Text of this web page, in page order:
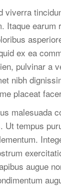
ex ea
pulvinar
nibh
placeat
malesuada
tempus
augue